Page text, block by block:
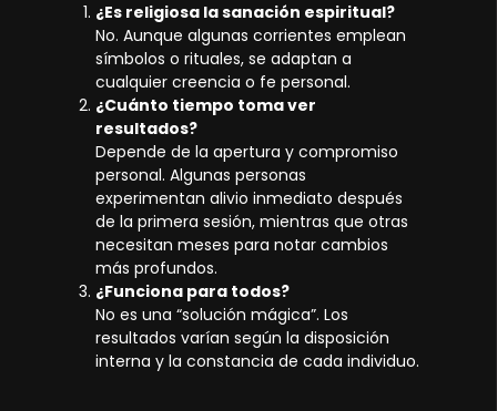
¿Es religiosa la sanación espiritual?
No. Aunque algunas corrientes emplean
símbolos o rituales, se adaptan a
cualquier creencia o fe personal.
¿Cuánto tiempo toma ver
resultados?
Depende de la apertura y compromiso
personal. Algunas personas
experimentan alivio inmediato después
de la primera sesión, mientras que otras
necesitan meses para notar cambios
más profundos.
¿Funciona para todos?
No es una “solución mágica”. Los
resultados varían según la disposición
interna y la constancia de cada individuo.